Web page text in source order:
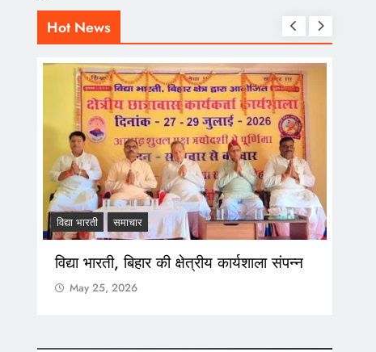
Hot News
विद्या भारती समाचार
विद्या भारती, बिहार की क्षेत्रीय कार्यशाला संपन्न
May 25, 2026